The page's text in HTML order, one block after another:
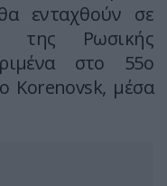
ενταχθούν σε
της Ρωσικής
στο 55ο
Korenovsk, μέσα